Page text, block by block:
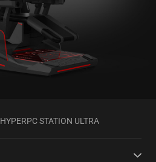
HYPERPC STATION ULTRA